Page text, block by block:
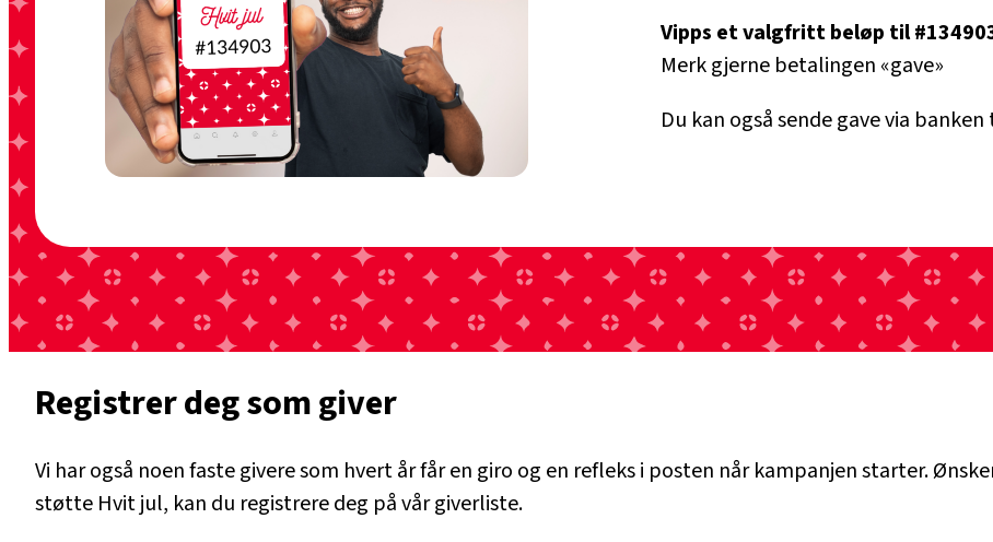
Vipps et valgfritt beløp til
Merk gjerne betalingen «gave»
Du kan også sende gave via
Registrer deg som giver
Vi har også noen faste givere som hvert år får en giro og en refleks i posten når kampanjen starter.
støtte Hvit jul, kan du registrere deg på vår giverliste.